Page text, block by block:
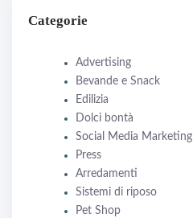
Categorie
Advertising
Bevande e Snack
Edilizia
Dolci bontà
Social Media Marketing
Press
Arredamenti
Sistemi di riposo
Pet Shop